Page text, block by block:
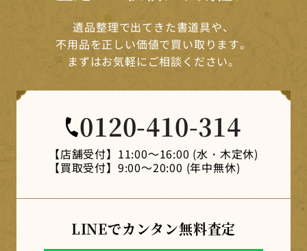
遺品整理で出てきた書道具や、
不用品を正しい価値で買い取ります。
まずはお気軽にご相談ください。
0120-410-314
【店舗受付】 11:00～16:00 (水・木定休)
【買取受付】 9:00～20:00 (年中無休)
LINEでカンタン無料査定